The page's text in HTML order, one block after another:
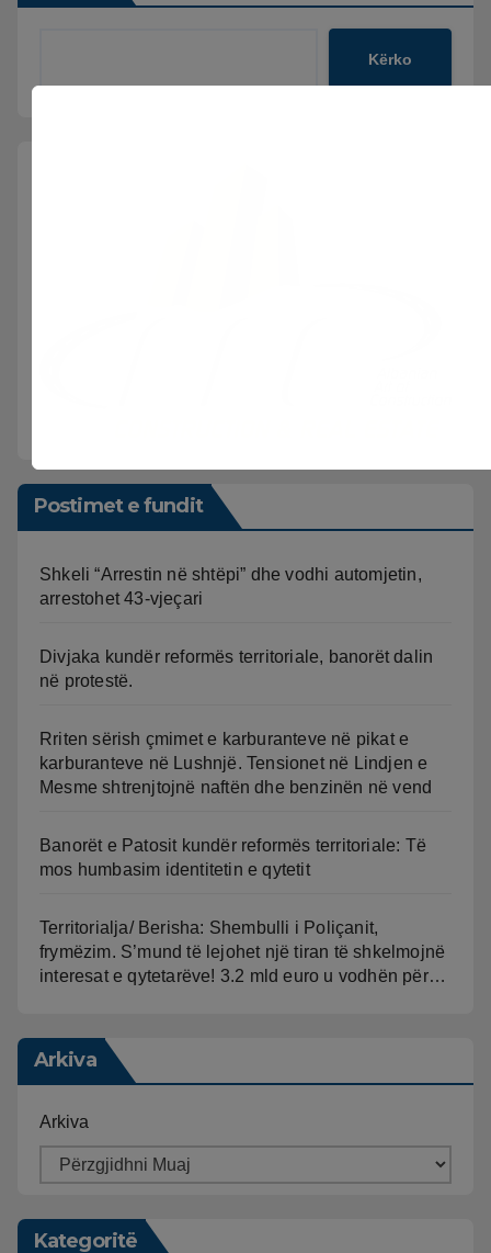
Kërko
Postimet e fundit
Shkeli “Arrestin në shtëpi” dhe vodhi automjetin,
arrestohet 43-vjeçari
Divjaka kundër reformës territoriale, banorët dalin
në protestë.
Rriten sërish çmimet e karburanteve në pikat e
karburanteve në Lushnjë. Tensionet në Lindjen e
Mesme shtrenjtojnë naftën dhe benzinën në vend
Banorët e Patosit kundër reformës territoriale: Të
mos humbasim identitetin e qytetit
Territorialja/ Berisha: Shembulli i Poliçanit,
frymëzim. S’mund të lejohet një tiran të shkelmojnë
interesat e qytetarëve! 3.2 mld euro u vodhën për…
Arkiva
Arkiva
Kategoritë